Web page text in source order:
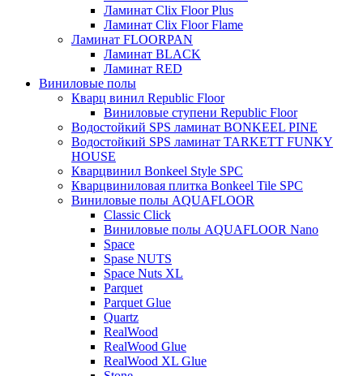
Ламинат Clix Floor Plus
Ламинат Clix Floor Flame
Ламинат FLOORPAN
Ламинат BLACK
Ламинат RED
Виниловые полы
Кварц винил Republic Floor
Виниловые ступени Republic Floor
Водостойкий SPS ламинат BONKEEL PINE
Водостойкий SPS ламинат TARKETT FUNKY
HOUSE
Кварцвинил Bonkeel Style SPC
Кварцвиниловая плитка Bonkeel Tile SPC
Виниловые полы AQUAFLOOR
Classic Click
Виниловые полы AQUAFLOOR Nano
Space
Spase NUTS
Space Nuts XL
Parquet
Parquet Glue
Quartz
RealWood
RealWood Glue
RealWood XL Glue